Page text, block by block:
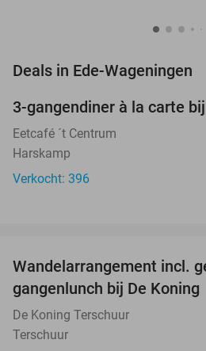
Deals in Ede-Wageningen
3-gangendiner à la carte
Eetcafé ´t Centrum
Harskamp
Verkocht: 396
TODAY
Wandelarrangement incl.
gangenlunch bij De Koning
De Koning Terschuur
Terschuur